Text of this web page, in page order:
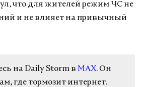
что для жителей режим ЧС не
и не влияет на привычный
на Daily Storm в MAX. Он
где тормозит интернет.